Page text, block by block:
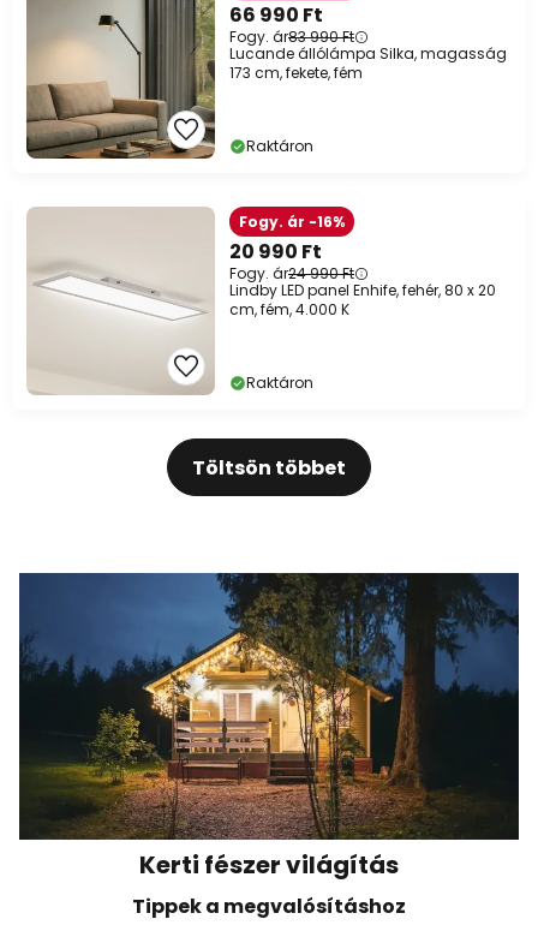
66 990 Ft
Fogy. ár83 990 Ft
Lucande állólámpa Silka, magasság
173 cm, fekete, fém
Raktáron
20 990 Ft
Fogy. ár24 990 Ft
Fogy. ár -16%
Lindby LED panel Enhife, fehér, 80 x 20
cm, fém, 4.000 K
Raktáron
Töltsön többet
Kerti fészer világítás
Tippek a megvalósításhoz